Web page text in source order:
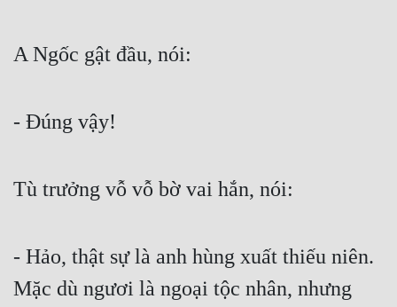
A Ngốc gật đầu, nói:
- Đúng vậy!
Tù trưởng vỗ vỗ bờ vai hắn, nói:
- Hảo, thật sự là anh hùng xuất thiếu niên.
Mặc dù ngươi là ngoại tộc nhân, nhưng